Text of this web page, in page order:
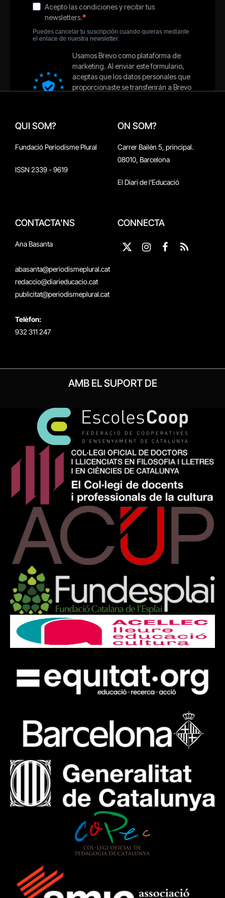
QUI SOM?
Fundació Periodisme Plural
ISSN 2339 - 9619
ON SOM?
Carrer Bailén 5, principal.
08010, Barcelona
El Diari de l'Educació
CONTACTA'NS
Ana Basanta
abasanta@periodismeplural.cat
redaccio@diarieducacio.cat
publicitat@periodismeplural.cat
Telèfon:
932 311 247
CONNECTA
X
Instagram
Facebook
RSS
AMB EL SUPORT DE